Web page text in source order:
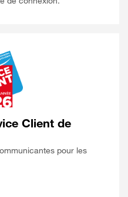
Client de
pour les